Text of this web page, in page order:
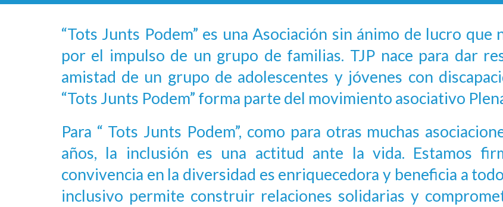
“Tots Junts Podem” es una Asociación sin ánimo de lucro que
por el impulso de un grupo de familias. TJP nace para dar
amistad de un grupo de adolescentes y jóvenes con
“Tots Junts Podem” forma parte del movimiento asociativo
Para “ Tots Junts Podem”, como para otras muchas
años, la inclusión es una actitud ante la vida. Estamos
convivencia en la diversidad es enriquecedora y beneficia a
inclusivo permite construir relaciones solidarias y